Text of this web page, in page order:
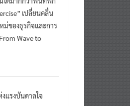
เปลี่ยนคลื่น
ม่ของธุรกิจและการ
Wave to
Galaxy of